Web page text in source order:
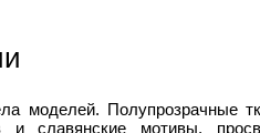
моделей. Полупрозрачные
славянские мотивы,